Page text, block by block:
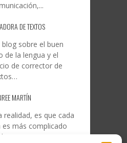
DE TEXTOS
blog sobre el buen
de la lengua y el
de corrector de
MARTÍN
realidad, es que cada
es más complicado
esos temas…